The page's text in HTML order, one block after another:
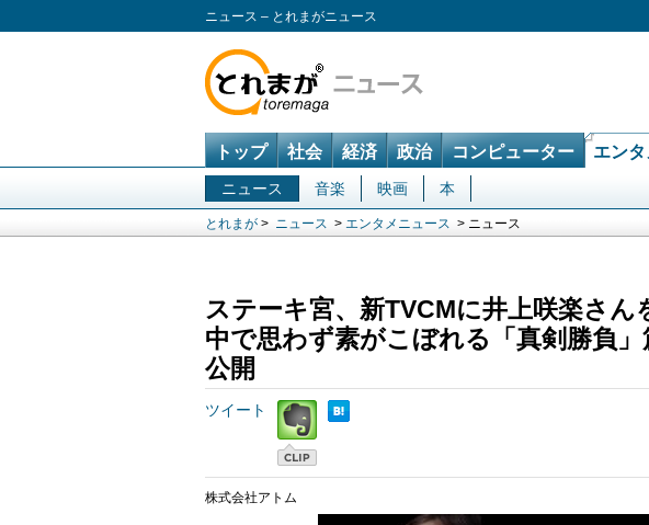
ニュース – とれまがニュース
トップ 社会 経済 政治 コンピューター エンタ
ニュース 音楽 映画 本
とれまが > ニュース > エンタメニュース > ニュース
ステーキ宮、新TVCMに井上咲楽さん
中で思わず素がこぼれる「真剣勝負」
公開
ツイート
株式会社アトム